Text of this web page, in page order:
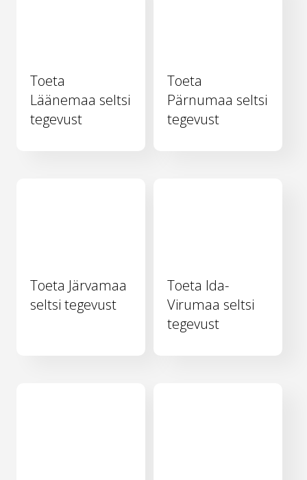
Toeta
Läänemaa seltsi
tegevust
Toeta
Pärnumaa seltsi
tegevust
Toeta Järvamaa
seltsi tegevust
Toeta Ida-
Virumaa seltsi
tegevust